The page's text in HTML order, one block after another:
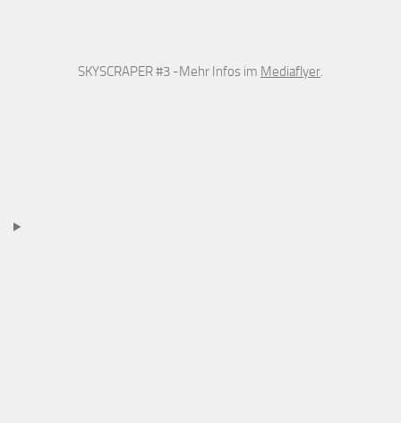
SKYSCRAPER #3 -Mehr Infos im Mediaflyer.